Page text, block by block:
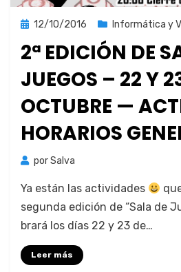
Publicada
12/10/2016 Informática y
2ª EDICIÓN DE
JUEGOS – 22 Y
OCTUBRE —
HORARIOS
porSalva
Ya están las activi­dades
segun­da edi­ción de “Sala de
brará los días 22 y 23 de…
Leer más